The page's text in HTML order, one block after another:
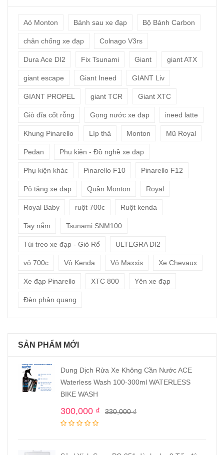
Aó Monton Bánh sau xe đạp Bộ Bánh Carbon
chân chống xe đạp Colnago V3rs
Dura Ace DI2 Fix Tsunami Giant giant ATX
giant escape Giant Ineed GIANT Liv
GIANT PROPEL giant TCR Giant XTC
Giò đĩa cốt rỗng Gọng nước xe đạp ineed latte
Khung Pinarello Líp thả Monton Mũ Royal
Pedan Phụ kiện - Đồ nghề xe đạp
Phụ kiện khác Pinarello F10 Pinarello F12
Pô tăng xe đạp Quần Monton Royal
Royal Baby ruột 700c Ruột kenda
Tay nắm Tsunami SNM100
Túi treo xe đạp - Giỏ Rổ ULTEGRA DI2
vỏ 700c Vỏ Kenda Vỏ Maxxis Xe Chevaux
Xe đạp Pinarello XTC 800 Yên xe đạp
Đèn phản quang
SẢN PHẨM MỚI
Dung Dịch Rửa Xe Không Cần Nước ACE
Waterless Wash 100-300ml WATERLESS
BIKE WASH
330,000₫
300,000 ₫